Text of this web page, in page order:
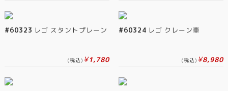
#60323 レゴ スタントプレーン
(税込) ¥1,780
#60324 レゴ クレーン車
(税込) ¥8,980